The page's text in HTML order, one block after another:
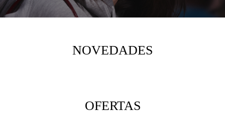
NOVEDADES
OFERTAS